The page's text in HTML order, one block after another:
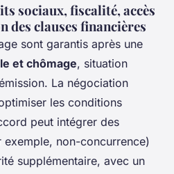
sociaux, fiscalité, accès
des clauses financières
sont garantis après une
et chômage, situation
La négociation
les conditions
peut intégrer des
exemple, non-concurrence)
supplémentaire, avec un